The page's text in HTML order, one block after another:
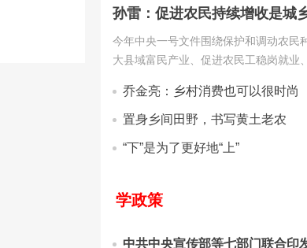
今年中央一号文件围绕保护和调动农民
大县域富民产业、促进农民工稳岗就业
农”工作吹响了新号角。[详细]
乔金亮：乡村消费也可以很时尚
置身乡间田野，书写黄土老农
“下”是为了更好地“上”
学政策
中共中央宣传部等七部门联合印发《“文艺赋美乡村”